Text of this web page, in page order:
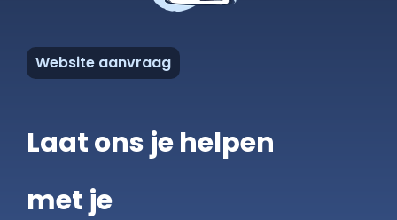
Klanten
Website aanvraag
Laat ons je helpen
met je